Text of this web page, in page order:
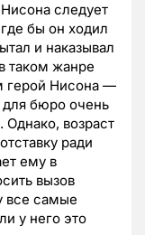
следует
бы он ходил
и наказывал
таком жанре
герой Нисона —
бюро очень
возраст
ради
ему в
вызов
все самые
у него это